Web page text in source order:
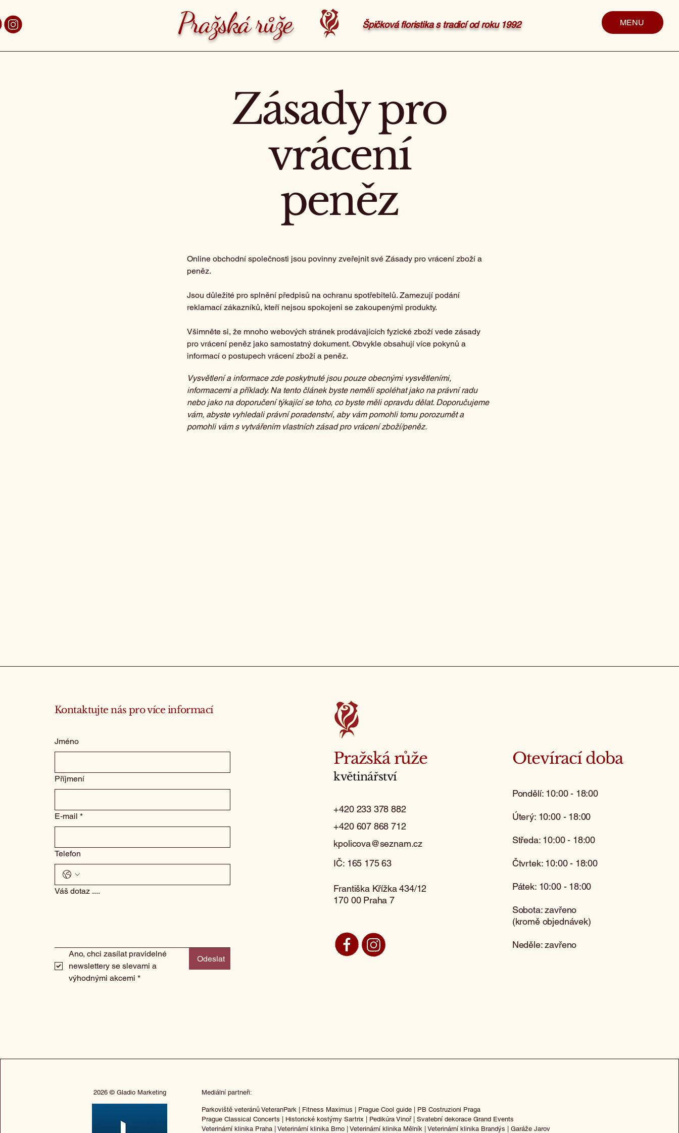
Pražská růže Špičková floristika s tradicí od roku 1992 MENU
Zásady pro
vrácení
peněz
Online obchodní společnosti jsou povinny zveřejnit své Zásady pro vrácení zboží a
peněz.
Jsou důležité pro splnění předpisů na ochranu spotřebitelů. Zamezují podání
reklamací zákazníků, kteří nejsou spokojeni se zakoupenými produkty.
Všimněte si, že mnoho webových stránek prodávajících fyzické zboží vede zásady
pro vrácení peněz jako samostatný dokument. Obvykle obsahují více pokynů a
informací o postupech vrácení zboží a peněz.
Vysvětlení a informace zde poskytnuté jsou pouze obecnými vysvětleními,
informacemi a příklady. Na tento článek byste neměli spoléhat jako na právní radu
nebo jako na doporučení týkající se toho, co byste měli opravdu dělat. Doporučujeme
vám, abyste vyhledali právní poradenství, aby vám pomohli tomu porozumět a
pomohli vám s vytvářením vlastních zásad pro vrácení zboží/peněz.
Kontaktujte nás pro více informací
Jméno
Příjmení
E‑mail *
Telefon
Váš dotaz ....
Ano, chci zasílat pravidelné
newslettery se slevami a
výhodnými akcemi *
Odeslat
Pražská růže
květinářství
+420 233 378 882
+420 607 868 712
kpolicova@seznam.cz
IČ: 165 175 63
Františka Křížka 434/12
170 00 Praha 7
Otevírací doba
Pondělí: 10:00 - 18:00
Úterý: 10:00 - 18:00
Středa: 10:00 - 18:00
Čtvrtek: 10:00 - 18:00
Pátek: 10:00 - 18:00
Sobota: zavřeno
(kromě objednávek)
Neděle: zavřeno
2026 © Gladio Marketing Mediální partneři:
Parkoviště veteránů VeteranPark Fitness Maximus Prague Cool guide
PB Costruzioni Praga
Prague Classical Concerts
Historické kostýmy Sartrix Pedikúra Vinoř| Svatební dekorace Grand Events
Veterinární klinika Praha
Veterinární klinika Brno Veterinární klinika Mělník Veterinární klinika Brandýs Garáže Jarov